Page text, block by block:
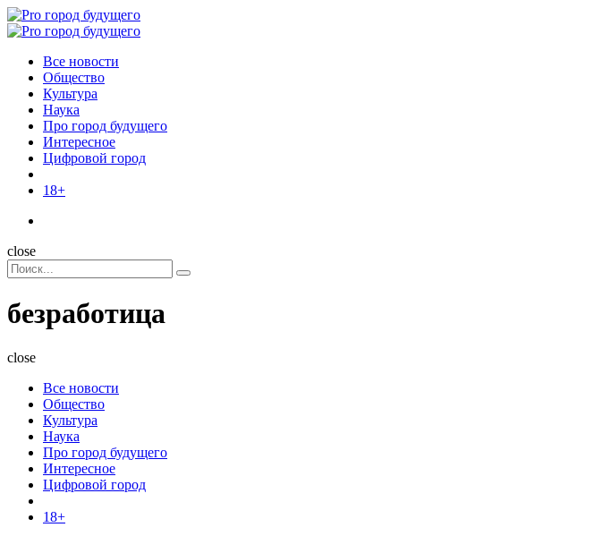
Menu
Поиск
Menu
Pro
Все новости
Общество
Культура
Наука
Про город будущего
Интересное
Цифровой город
18+
Поиск
close
Search
for:
Поиск
безработица
close
Все новости
Общество
Культура
Наука
Про город будущего
Интересное
Цифровой город
18+